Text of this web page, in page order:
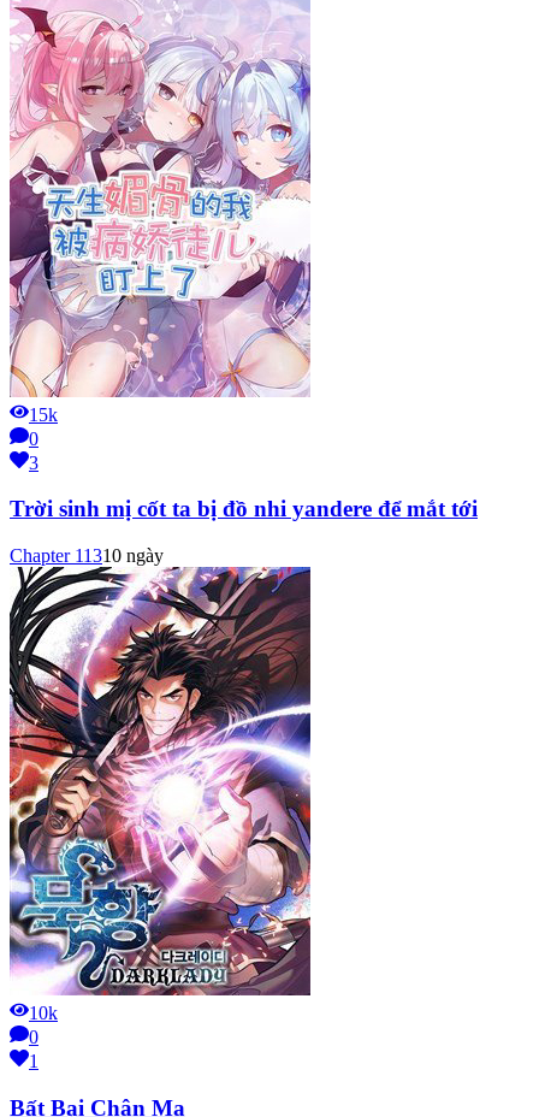
15k
0
3
Trời sinh mị cốt ta bị đồ nhi yandere để mắt tới
Chapter 11310 ngày
10k
0
1
Bất Bại Chân Ma